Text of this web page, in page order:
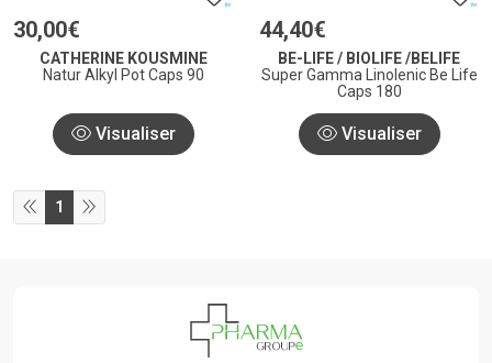
30,00€
CATHERINE KOUSMINE
Natur Alkyl Pot Caps 90
Visualiser
44,40€
BE-LIFE / BIOLIFE /BELIFE
Super Gamma Linolenic Be Life
Caps 180
Visualiser
1